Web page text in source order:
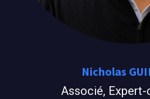
Nicholas
Associé,